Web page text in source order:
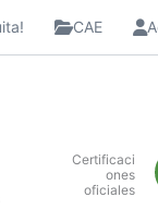
CAE
Certificaci
ones
oficiales